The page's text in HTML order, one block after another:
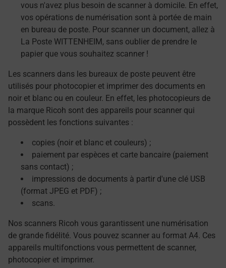
vous n'avez plus besoin de scanner à domicile. En effet,
vos opérations de numérisation sont à portée de main
en bureau de poste. Pour scanner un document, allez à
La Poste WITTENHEIM, sans oublier de prendre le
papier que vous souhaitez scanner !
Les scanners dans les bureaux de poste peuvent être
utilisés pour photocopier et imprimer des documents en
noir et blanc ou en couleur. En effet, les photocopieurs de
la marque Ricoh sont des appareils pour scanner qui
possèdent les fonctions suivantes :
copies (noir et blanc et couleurs) ;
paiement par espèces et carte bancaire (paiement
sans contact) ;
impressions de documents à partir d'une clé USB
(format JPEG et PDF) ;
scans.
Nos scanners Ricoh vous garantissent une numérisation
de grande fidélité. Vous pouvez scanner au format A4. Ces
appareils multifonctions vous permettent de scanner,
photocopier et imprimer.